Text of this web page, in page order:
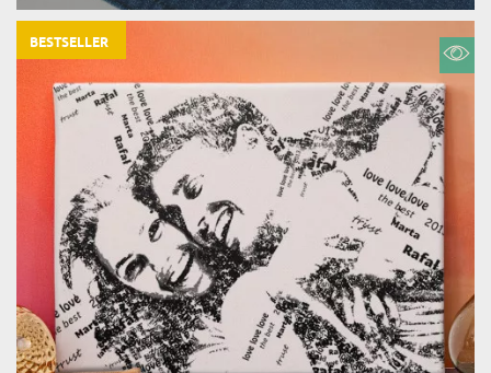
BESTSELLER